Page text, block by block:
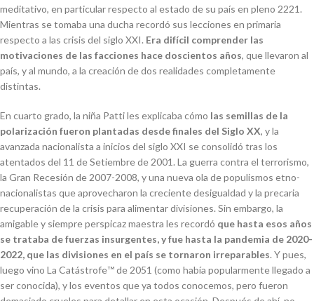
meditativo, en particular respecto al estado de su país en pleno 2221.
Mientras se tomaba una ducha recordó sus lecciones en primaria
respecto a las crisis del siglo XXI. Era difícil comprender las
motivaciones de las facciones hace doscientos años, que llevaron al
país, y al mundo, a la creación de dos realidades completamente
distintas.
En cuarto grado, la niña Patti les explicaba cómo las semillas de la
polarización fueron plantadas desde finales del Siglo XX, y la
avanzada nacionalista a inicios del siglo XXI se consolidó tras los
atentados del 11 de Setiembre de 2001. La guerra contra el terrorismo,
la Gran Recesión de 2007-2008, y una nueva ola de populismos etno-
nacionalistas que aprovecharon la creciente desigualdad y la precaria
recuperación de la crisis para alimentar divisiones. Sin embargo, la
amigable y siempre perspicaz maestra les recordó que hasta esos años
se trataba de fuerzas insurgentes, y fue hasta la pandemia de 2020-
2022, que las divisiones en el país se tornaron irreparables. Y pues,
luego vino La Catástrofe™️ de 2051 (como había popularmente llegado a
ser conocida), y los eventos que ya todos conocemos, pero fueron